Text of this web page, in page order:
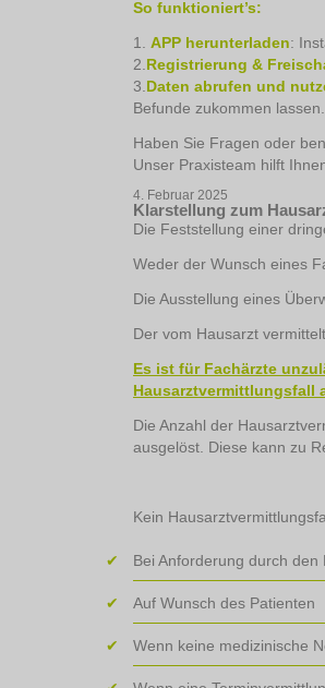
So funktioniert’s:
1.
APP herunterladen:
2. Registrierung &
3. Daten abrufen und
Befunde zukommen lassen.
Haben Sie Fragen oder
Unser Praxisteam hilft
4. Februar 2025
Klarstellung zum
Die Feststellung einer
Weder der Wunsch eines
Die Ausstellung eines
Der vom Hausarzt
Es ist für Fachärzte
Hausarztvermittlungsfall
Die Anzahl der
ausgelöst. Diese kann zu
Kein
Bei Anforderung durch den
Auf Wunsch des Patienten
Wenn keine medizinische